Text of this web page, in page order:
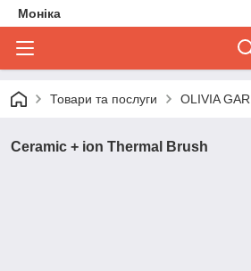
Моніка
Товари та послуги OLIVIA
Ceramic + ion Thermal Brush